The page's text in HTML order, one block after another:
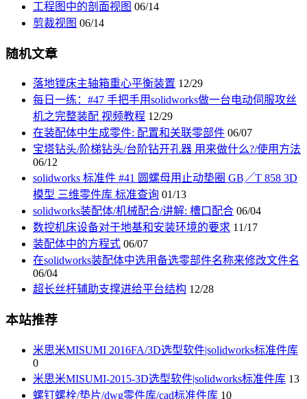
工程图中的剖面视图 06/14
剪裁视图 06/14
随机文章
落地镗床主轴箱重心平衡装置 12/29
每日一练：#47 手把手用solidworks做一台电动伺服攻丝
机之完整装配 视频教程 12/29
在装配体中生成零件: 配置和关联零部件 06/07
宝塔钻头/阶梯钻头/台阶钻开孔器 用来做什么?/使用方法
06/12
solidworks 标准件 #41 圆螺母用止动垫圈 GB╱T 858 3D
模型 三维零件库 标准查询 01/13
solidworks装配体/机械配合/讲解: 槽口配合 06/04
数控机床设备对于地基和安装环境的要求 11/17
装配体中的方程式 06/07
在solidworks装配体中选用备选零部件名称来修改文件名
06/04
超长丝杆辅助支撑进给平台结构 12/28
本站推荐
米思米MISUMI 2016FA/3D选型软件|solidworks标准件库
0
米思米MISUMI-2015-3D选型软件|solidworks标准件库 13
螺钉螺栓/垫片/dwg零件库/cad标准件库 10